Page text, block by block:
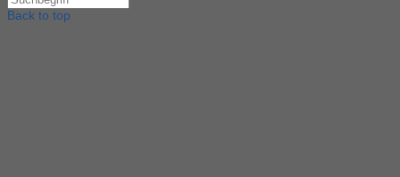
Back to top